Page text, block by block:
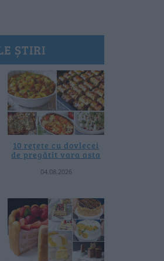
ȘTIRI
10 rețete cu dovlecei
de pregătit vara asta
04.08.2026